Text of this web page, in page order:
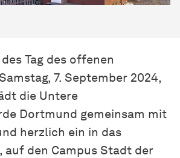
Tag des offenen
7. September 2024,
die Untere
Dortmund gemeinsam mit
herzlich ein in das
auf den Campus Stadt der